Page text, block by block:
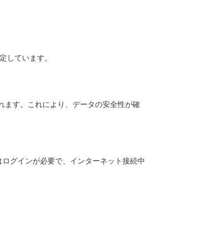
しています。
ます。これにより、データの安全性が確
グインが必要で、インターネット接続中